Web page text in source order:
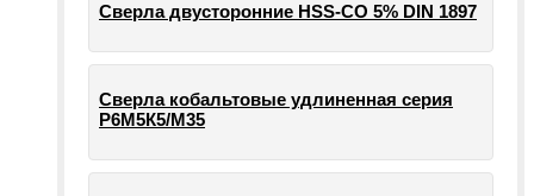
Сверла двусторонние HSS-CO 5% DIN 1897
Сверла кобальтовые удлиненная серия
Р6М5К5/М35